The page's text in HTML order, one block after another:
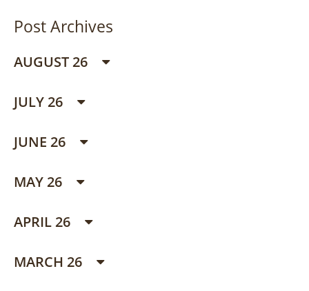
Post Archives
AUGUST 26
JULY 26
JUNE 26
MAY 26
APRIL 26
MARCH 26